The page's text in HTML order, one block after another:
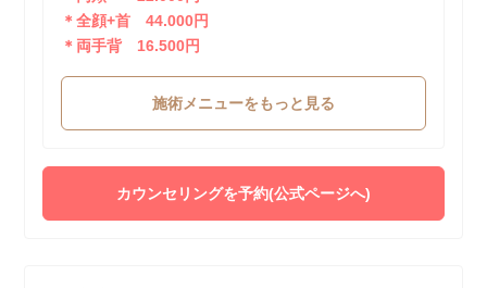
＊全顔+首 44.000円
＊両手背 16.500円
施術メニューをもっと見る
カウンセリングを予約(公式ページへ)